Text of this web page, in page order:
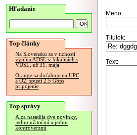
Hľadanie
Top články
Na Slovensku sa v tichosti
vypína ADSL v lokalitách s
VDSL, už 31. mája
Orange sa doťahuje na UPC
a O2, spustí 2.5 Gbps
pripojenie
Top správy
Alza nasadila dve novinky,
jednu užitočnú a jednu
kontroverznú
Meno:
Titulok:
Text: